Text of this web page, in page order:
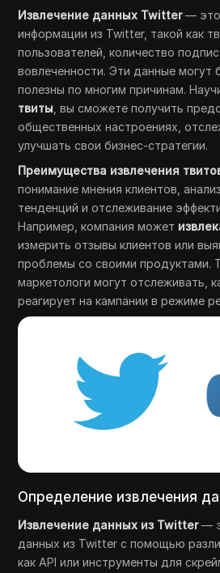
Извлечение данных Twitter— это
информации из Twitter, такой как
пользователей, количество
вовлеченности. Эти данные могут
полезны по многим причинам.
твиты , вы сможете получить
общественных настроениях,
улучшать свои бизнес-стратегии.
Преимущества извлечения
понимание мнения клиентов,
тенденций и отслеживание
Например, компания может
измерить отзывы клиентов или
проблемы со своими продуктами.
маркетологи могут отслеживать,
реагирует на кампании в режиме
Определение извлечения
Извлечение данных из Twitter—
данных из Twitter с помощью
как API или инструменты для